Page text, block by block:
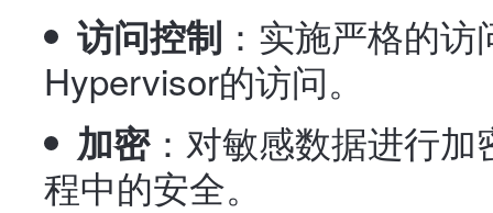
访问控制 ：实施严格的
Hypervisor的访问。
加密：对敏感数据进行
程中的安全。